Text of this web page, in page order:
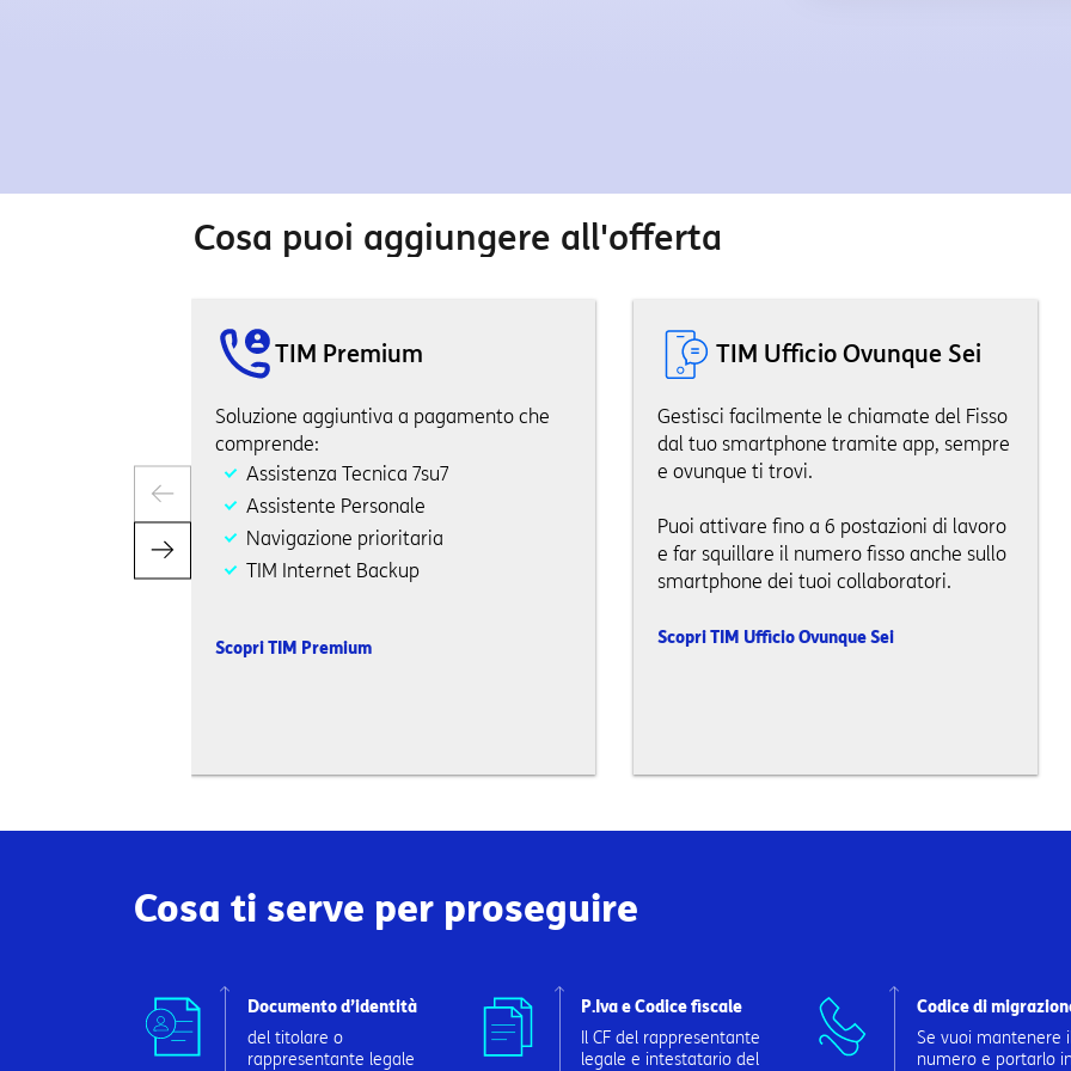
Cosa puoi aggiungere all'offerta
TIM Premium
Soluzione aggiuntiva a pagamento che
comprende:
Assistenza Tecnica 7su7
Assistente Personale
Navigazione prioritaria
TIM Internet Backup
Scopri TIM Premium
TIM Ufficio Ovunque Sei
Gestisci facilmente le chiamate del Fisso
dal tuo smartphone tramite app, sempre
e ovunque ti trovi.
Puoi attivare fino a 6 postazioni di lavoro
e far squillare il numero fisso anche sullo
smartphone dei tuoi collaboratori.
Scopri TIM Ufficio Ovunque Sei
Cosa ti serve per proseguire
Documento d’identità
del titolare o
rappresentante legale
P.Iva e Codice fiscale
Il CF del rappresentante
legale e intestatario del
Codice di
Se vuoi mantenere
numero e portarlo